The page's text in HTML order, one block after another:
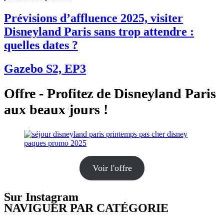
Prévisions d’affluence 2025, visiter
Disneyland Paris sans trop attendre :
quelles dates ?
Gazebo S2, EP3
Offre - Profitez de Disneyland Paris
aux beaux jours !
Voir l'offre
Sur Instagram
NAVIGUER PAR CATÉGORIE